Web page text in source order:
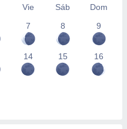
Vie Sáb
Dom
7 8 9
14 15 16